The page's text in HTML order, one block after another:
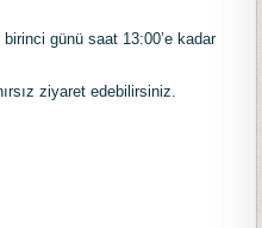
günü saat 13:00’e kadar
ziyaret edebilirsiniz.